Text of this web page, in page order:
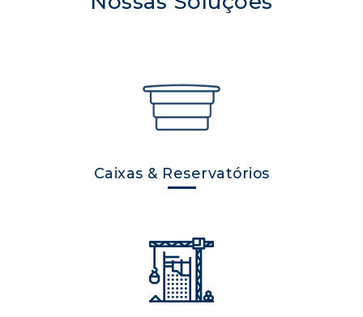
Caixas & Reservatórios